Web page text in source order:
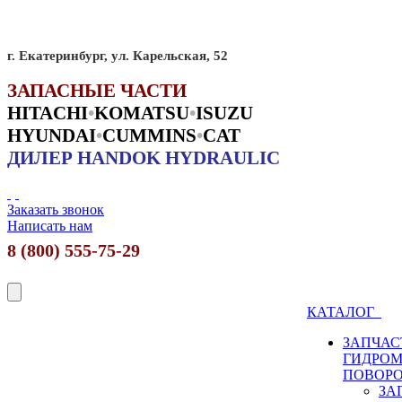
г. Екатеринбург, ул. Карельская, 52
ЗАПАСНЫЕ ЧАСТИ
HITACHI•KOMATSU•ISUZU
HYUNDAI•CUMMINS•CAT
ДИЛЕР HANDOK HYDRAULIC
Заказать звонок
Написать нам
8 (800) 555-75-29
КАТАЛОГ